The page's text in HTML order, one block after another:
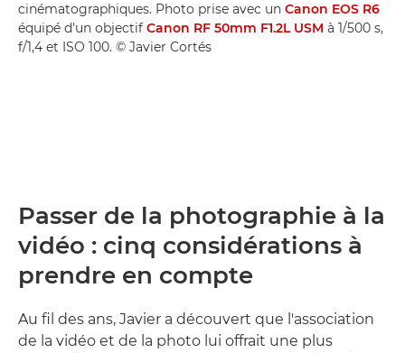
cinématographiques. Photo prise avec un Canon EOS R6
équipé d'un objectif Canon RF 50mm F1.2L USM à 1/500 s,
f/1,4 et ISO 100. © Javier Cortés
Passer de la photographie à la
vidéo : cinq considérations à
prendre en compte
Au fil des ans, Javier a découvert que l'association
de la vidéo et de la photo lui offrait une plus